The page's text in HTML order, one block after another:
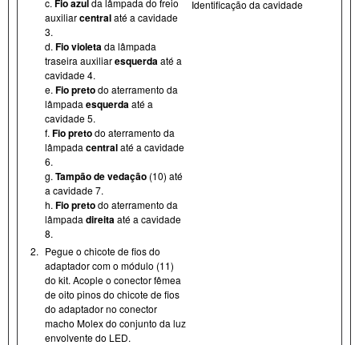
Fio azul
auxiliarcentralaté a cavidade
3.
d. Fio violetada lâmpada
traseira auxiliaresquerdaaté a
cavidade 4.
e. Fio pretodo aterramento da
lâmpada esquerdaaté a
cavidade 5.
f. Fio pretodo aterramento da
lâmpada centralaté a cavidade
6.
g. Tampão de vedação (10) até
a cavidade 7.
h. Fio pretodo aterramento da
lâmpada direitaaté a cavidade
8.
Identificação da cavidade
2. Pegue o chicote de fios do
adaptador com o módulo (11)
do kit. Acople o conector fêmea
de oito pinos do chicote de fios
do adaptador no conector
macho Molex do conjunto da luz
envolvente do LED.